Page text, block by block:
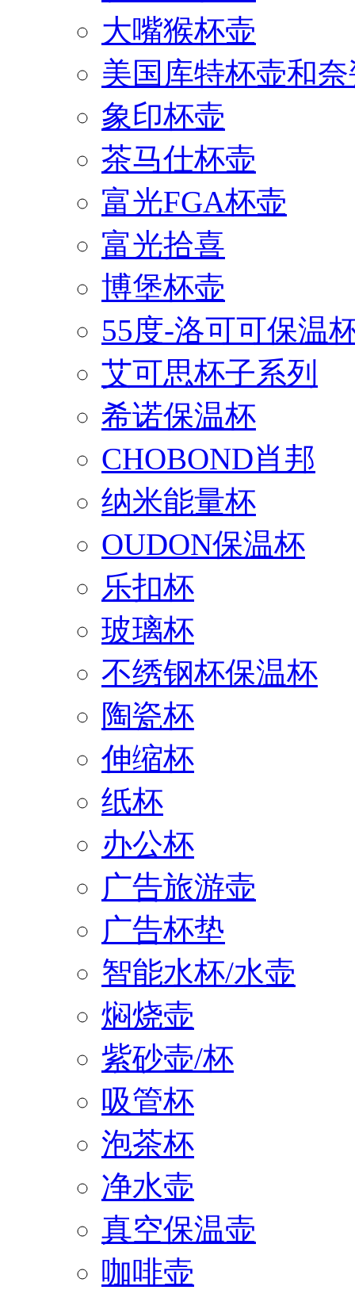
大嘴猴杯壶
美国库特杯壶和
象印杯壶
茶马仕杯壶
富光FGA杯壶
富光拾喜
博堡杯壶
55度-洛可可保温
艾可思杯子系列
希诺保温杯
CHOBOND肖邦
纳米能量杯
OUDON保温杯
乐扣杯
玻璃杯
不绣钢杯保温杯
陶瓷杯
伸缩杯
纸杯
办公杯
广告旅游壶
广告杯垫
智能水杯/水壶
焖烧壶
紫砂壶/杯
吸管杯
泡茶杯
净水壶
真空保温壶
咖啡壶